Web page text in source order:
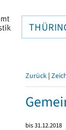
Zurück |
bis 31.12.2018